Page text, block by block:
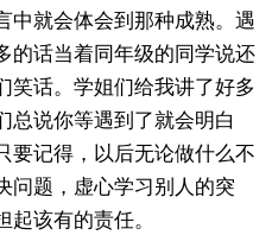
中就会体会到那种成熟。遇
的话当着同年级的同学说还
笑话。学姐们给我讲了好多
总说你等遇到了就会明白
要记得，以后无论做什么不
问题，虚心学习别人的突
该有的责任。